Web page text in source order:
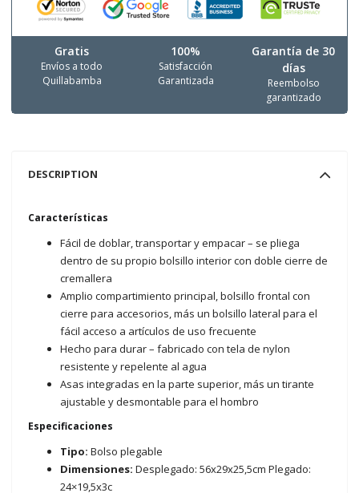
Gratis
Envíos a todo
Quillabamba
100%
Satisfacción
Garantizada
Garantía de 30
días
Reembolso
garantizado
DESCRIPTION
Características
Fácil de doblar, transportar y empacar – se pliega
dentro de su propio bolsillo interior con doble cierre de
cremallera
Amplio compartimiento principal, bolsillo frontal con
cierre para accesorios, más un bolsillo lateral para el
fácil acceso a artículos de uso frecuente
Hecho para durar – fabricado con tela de nylon
resistente y repelente al agua
Asas integradas en la parte superior, más un tirante
ajustable y desmontable para el hombro
Especificaciones
Tipo: Bolso plegable
Dimensiones: Desplegado: 56x29x25,5cm Plegado:
24×19,5x3c